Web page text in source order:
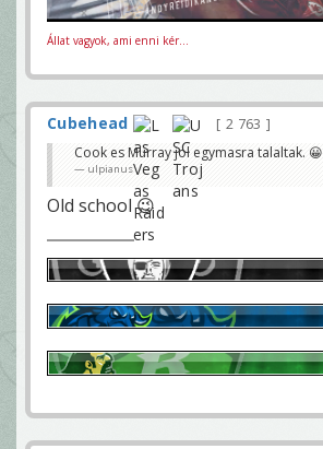
Állat vagyok, ami enni kér...
Cubehead
2 763
Cook es Murray jol egymasra talaltak. 😀
ulpianus
Old school 😉